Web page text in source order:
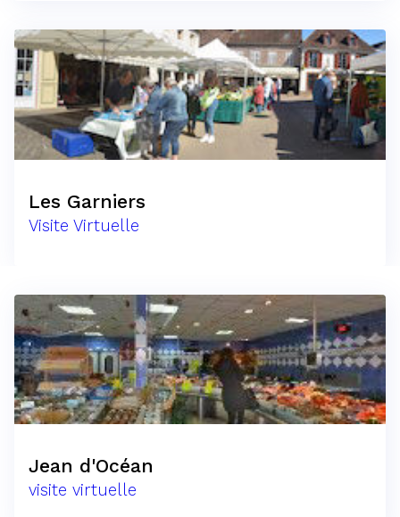
Les Garniers
Visite Virtuelle
Jean d'Océan
visite virtuelle